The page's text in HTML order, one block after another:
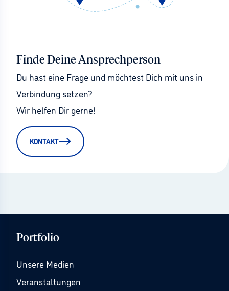
Finde Deine Ansprechperson
Du hast eine Frage und möchtest Dich mit uns in
Verbindung setzen?
Wir helfen Dir gerne!
KONTAKT
Portfolio
Unsere Medien
Veranstaltungen